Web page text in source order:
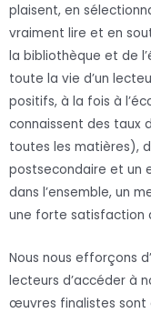
plaisent, en
vraiment lire et en
la bibliothèque et de
toute la vie d’un
positifs, à la fois à
connaissent des taux
toutes les matières),
postsecondaire et un
dans l’ensemble, un
une forte satisfaction
Nous nous efforçons
lecteurs d’accéder à
œuvres finalistes sont